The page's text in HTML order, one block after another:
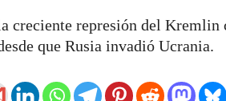
creciente represión del
que Rusia invadió Ucrania.